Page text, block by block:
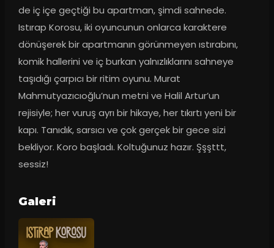
de iç içe geçtiği bu apartman, şimdi sahnede.
Istırap Korosu, iki oyuncunun onlarca karaktere
dönüşerek bir apartmanın görünmeyen ıstırabını,
komik hallerini ve iç burkan yalnızlıklarını sahneye
taşıdığı çarpıcı bir ritim oyunu. Murat
Mahmutyazıcıoğlu’nun metni ve Halil Artur’un
rejisiyle; her vuruş ayrı bir hikaye, her tıkırtı yeni bir
kapı. Tanıdık, sarsıcı ve çok gerçek bir gece sizi
bekliyor. Koro başladı. Koltuğunuz hazır. Şşşttt,
sessiz!
Galeri